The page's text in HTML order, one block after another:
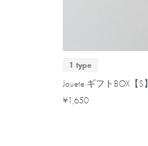
1 type
Jouete ギフトBOX【S】
¥1,650